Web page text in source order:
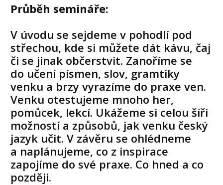
Průběh semináře:
V úvodu se sejdeme v pohodlí pod
střechou, kde si můžete dát kávu, čaj
či se jinak občerstvit. Zanoříme se
do učení písmen, slov, gramtiky
venku a brzy vyrazíme do praxe ven.
Venku otestujeme mnoho her,
pomůcek, lekcí. Ukážeme si celou šíři
možností a způsobů, jak venku český
jazyk učit. V závěru se ohlédneme
a naplánujeme, co z inspirace
zapojíme do své praxe. Co hned a co
později.